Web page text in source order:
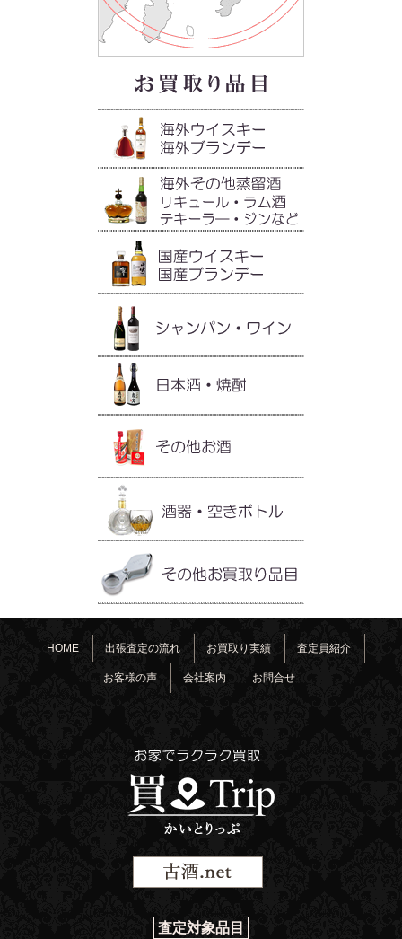
HOME 出張査定の流れ お買取り実績 査定員紹介
お客様の声 会社案内 お問合せ
査定対象品目